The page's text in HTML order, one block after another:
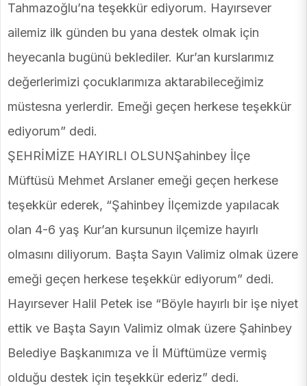
Tahmazoğlu’na teşekkür ediyorum. Hayırsever
ailemiz ilk günden bu yana destek olmak için
heyecanla bugünü beklediler. Kur’an kurslarımız
değerlerimizi çocuklarımıza aktarabileceğimiz
müstesna yerlerdir. Emeği geçen herkese teşekkür
ediyorum” dedi.
ŞEHRİMİZE HAYIRLI OLSUNŞahinbey İlçe
Müftüsü Mehmet Arslaner emeği geçen herkese
teşekkür ederek, “Şahinbey İlçemizde yapılacak
olan 4-6 yaş Kur’an kursunun ilçemize hayırlı
olmasını diliyorum. Başta Sayın Valimiz olmak üzere
emeği geçen herkese teşekkür ediyorum” dedi.
Hayırsever Halil Petek ise “Böyle hayırlı bir işe niyet
ettik ve Başta Sayın Valimiz olmak üzere Şahinbey
Belediye Başkanımıza ve İl Müftümüze vermiş
olduğu destek için teşekkür ederiz” dedi.